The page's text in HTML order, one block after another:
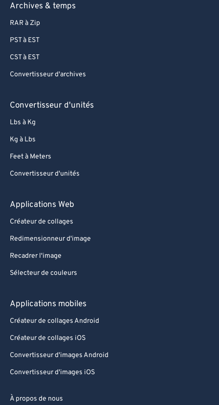
Archives & temps
RAR à Zip
PST à EST
CST à EST
Convertisseur d'archives
Convertisseur d'unités
Lbs à Kg
Kg à Lbs
Feet à Meters
Convertisseur d'unités
Applications Web
Créateur de collages
Redimensionneur d'image
Recadrer l'image
Sélecteur de couleurs
Applications mobiles
Créateur de collages Android
Créateur de collages iOS
Convertisseur d'images Android
Convertisseur d'images iOS
À propos de nous